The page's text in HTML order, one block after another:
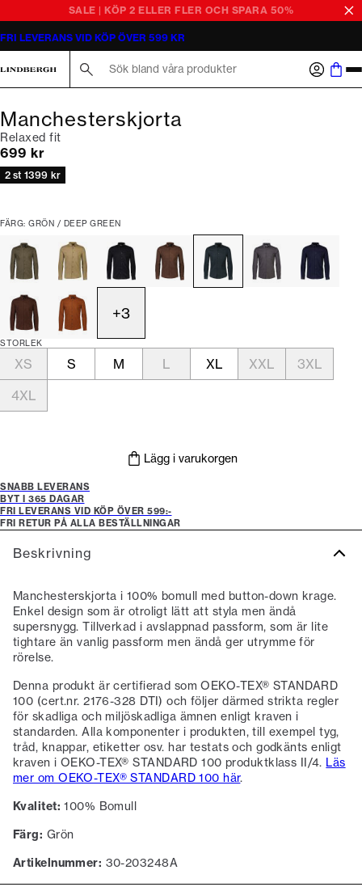
SALE | KÖP 2 ELLER FLER OCH SPARA 50%
FRI LEVERANS VID KÖP ÖVER 599 KR
Manchesterskjorta
Relaxed fit
Nuvarande pris
699 kr
2 st 1399 kr
FÄRG: GRÖN / DEEP GREEN
+3
STORLEK
XS S M L XL XXL
3XL
4XL
Lägg i varukorgen
SNABB LEVERANS
BYT I 365 DAGAR
FRI LEVERANS VID KÖP ÖVER 599:-
FRI RETUR PÅ ALLA BESTÄLLNINGAR
Beskrivning
Manchesterskjorta i 100% bomull med button-down krage.
Enkel design som är otroligt lätt att styla men ändå
supersnygg. Tillverkad i avslappnad passform, som är lite
tightare än vanlig passform men ändå ger utrymme för
rörelse.
Denna produkt är certifierad som OEKO-TEX® STANDARD
100 (cert.nr. 2176-328 DTI) och följer därmed strikta regler
för skadliga och miljöskadliga ämnen enligt kraven i
standarden. Alla komponenter i produkten, till exempel tyg,
tråd, knappar, etiketter osv. har testats och godkänts enligt
kraven i OEKO-TEX® STANDARD 100 produktklass II/4. Läs
mer om OEKO-TEX® STANDARD 100 här.
Kvalitet: 100% Bomull
Färg: Grön
Artikelnummer: 30-203248A